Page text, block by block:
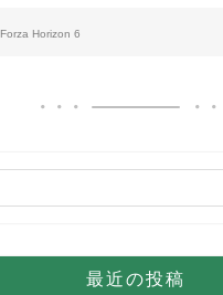
Forza Horizon 6
最近の投稿